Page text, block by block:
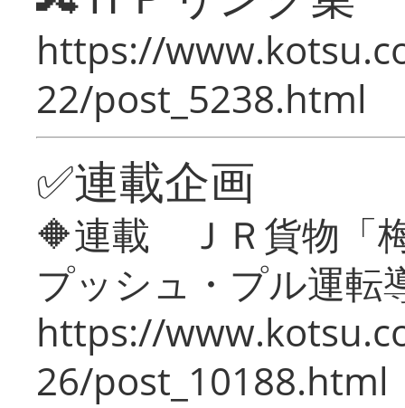
https://
22/post_5238.html
✅連載企画
🔶連載 ＪＲ貨物「
プッシュ・プル運転
https://
26/post_10188.html